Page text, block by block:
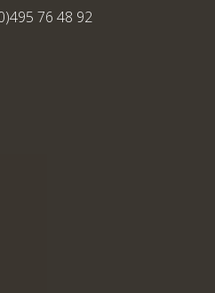
76 48 92